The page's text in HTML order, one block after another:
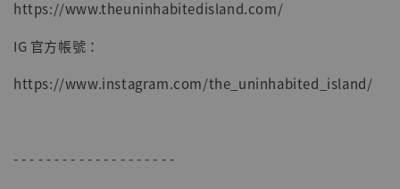
https://www.theuninhabitedisland.com/
IG 官方帳號：
https://www.instagram.com/the_uninhabited_island/
- - - - - - - - - - - - - - - - - - - -